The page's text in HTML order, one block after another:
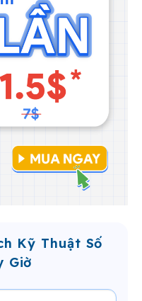
Kỹ Thuật Số
Giờ